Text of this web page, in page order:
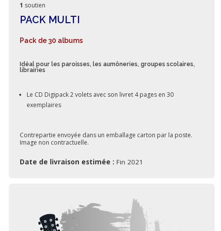
1 soutien
PACK MULTI
Pack de 30 albums
Idéal pour les paroisses, les aumôneries, groupes scolaires,
librairies
Le CD Digipack 2 volets avec son livret 4 pages en 30
exemplaires
Contrepartie envoyée dans un emballage carton par la poste.
Image non contractuelle.
Date de livraison estimée : Fin 2021